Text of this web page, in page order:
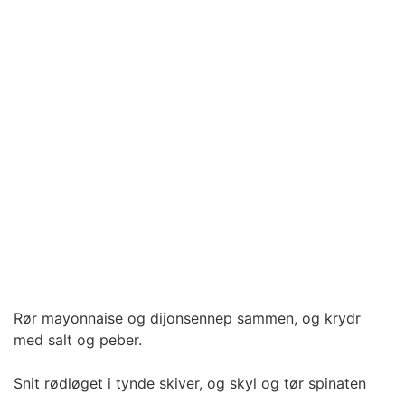
Rør mayonnaise og dijonsennep sammen, og krydr
med salt og peber.
Snit rødløget i tynde skiver, og skyl og tør spinaten